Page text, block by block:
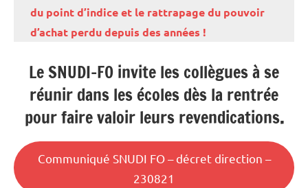
du point d’indice et le rattrapage du pouvoir
d’achat perdu depuis des années !
Le SNUDI-FO invite les collègues à se
réunir dans les écoles dès la rentrée
pour faire valoir leurs revendications.
Communiqué SNUDI FO – décret direction –
230821